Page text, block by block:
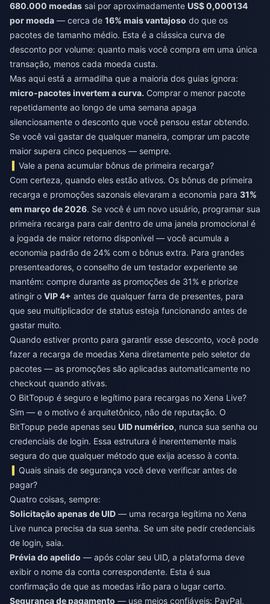
680.000 moedas sai por aproximadamente US$ 0,000134
por moeda — cerca de 16% mais vantajoso do que os
pacotes de tamanho médio. Esta é a clássica curva de
desconto por volume: quanto mais você compra em uma única
transação, menos cada moeda custa.
Mas aqui está a armadilha que a maioria dos guias ignora:
micro-pacotes invertem a curva. Comprar o menor pacote
repetidamente ao longo de uma semana apaga
silenciosamente o desconto que você pensou estar obtendo.
Se você vai gastar de qualquer maneira, comprar um pacote
maior supera cinco pequenos — sempre.
Vale a pena acumular bônus de primeira recarga?
Com certeza, quando eles estão ativos. Os bônus de primeira
recarga e promoções sazonais elevaram a economia para 31%
em março de 2026. Se você é um novo usuário, programar sua
primeira recarga para cair dentro de uma janela promocional é
a jogada de maior retorno disponível — você acumula a
economia padrão de 24% com o bônus extra. Para grandes
presenteadores, o conselho de um testador experiente se
mantém: compre durante as promoções de 31% e priorize
atingir o VIP 4+ antes de qualquer farra de presentes, para
que seu multiplicador de status esteja funcionando antes de
gastar muito.
Quando estiver pronto para garantir esse desconto, você pode
fazer a recarga de moedas Xena diretamente pelo seletor de
pacotes — as promoções são aplicadas automaticamente no
checkout quando ativas.
O BitTopup é seguro e legítimo para recargas no Xena Live?
Sim — e o motivo é arquitetônico, não de reputação. O
BitTopup pede apenas seu UID numérico, nunca sua senha ou
credenciais de login. Essa estrutura é inerentemente mais
segura do que qualquer método que exija acesso à conta.
Quais sinais de segurança você deve verificar antes de
pagar?
Quatro coisas, sempre:
Solicitação apenas de UID — uma recarga legítima no Xena
Live nunca precisa da sua senha. Se um site pedir credenciais
de login, saia.
Prévia do apelido — após colar seu UID, a plataforma deve
exibir o nome da conta correspondente. Esta é sua
confirmação de que as moedas irão para o lugar certo.
Segurança de pagamento — use meios confiáveis: PayPal,